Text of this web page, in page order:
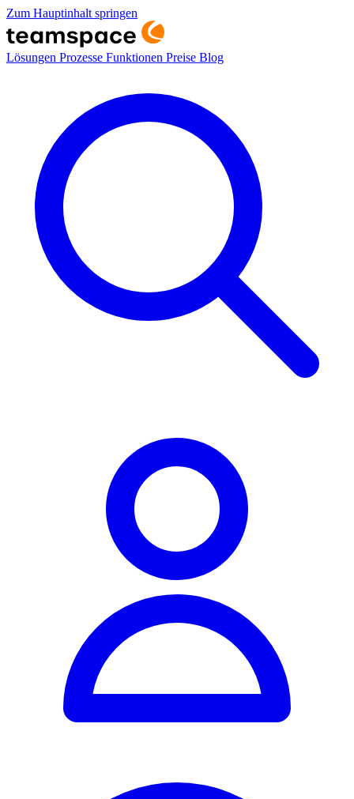
Zum Hauptinhalt springen
Lösungen Prozesse Funktionen Preise Blog